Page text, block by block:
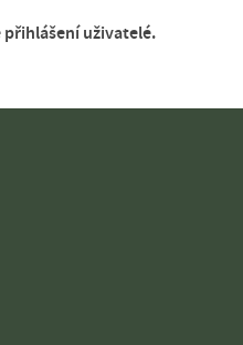
přihlášení uživatelé.